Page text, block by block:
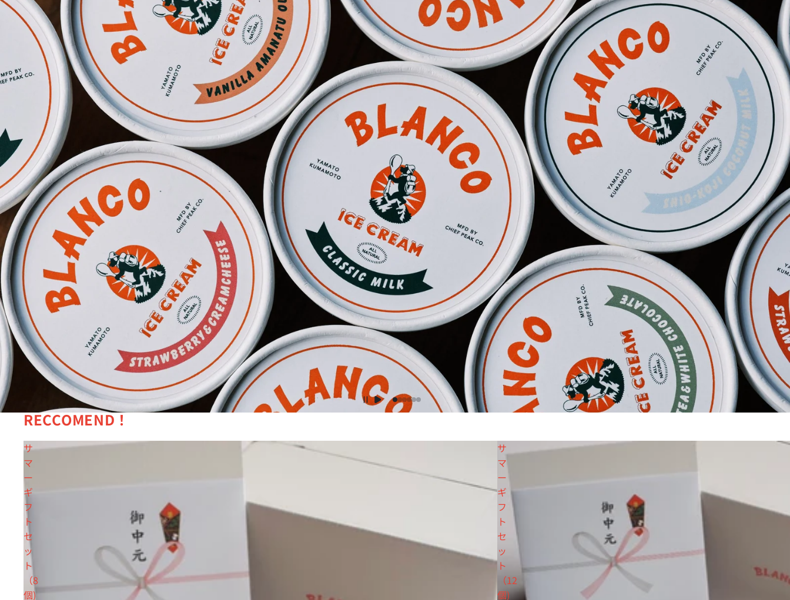
RECCOMEND！
サ
マ
ー
ギ
フ
ト
セ
ッ
ト
（8
個)
サ
マ
ー
ギ
フ
ト
セ
ッ
ト
（12
個)